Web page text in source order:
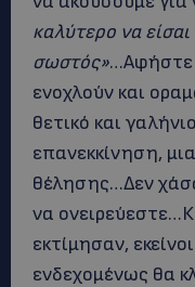
καλύτερο να
σωστός»…Αφήστε
ενοχλούν και
θετικό και
επανεκκίνηση,
θέλησης…Δεν
να
εκτίμησαν,
ενδεχομένως θα